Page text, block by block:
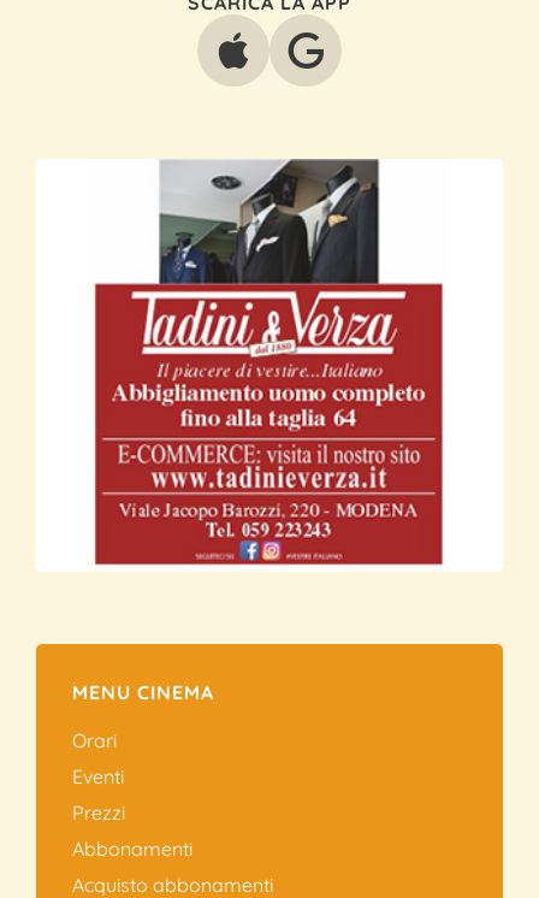
MENU CINEMA
Orari
Eventi
Prezzi
Abbonamenti
Acquisto abbonamenti